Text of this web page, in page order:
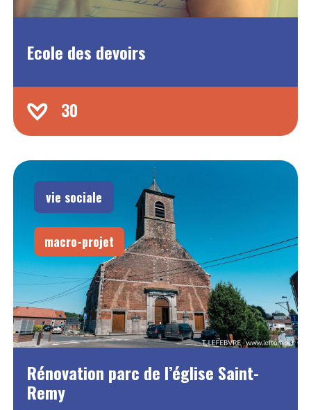
Ecole des devoirs
30
vie sociale
macro-projet
Rénovation parc de l’église Saint-
Remy